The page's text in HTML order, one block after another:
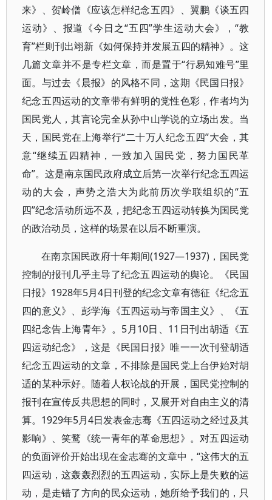
来》、贺岭僧《应该怎样纪念五四》、翼鹏《谈五四
运动》、报道《今日之“五四”学生运动大会》，“教
育”栏则刊出翊新《如何保持并发展五四的精神》。这
几篇文章并不是专栏文章，而是置于“行易知难号”里
面。与过去《晨报》的风格不同，这期《民国日报》
纪念五四运动的文章带有鲜明的党性色彩，作者均为
国民党人，其言论完全从孙中山学说的立场出发。当
天，国民党在上海举行“二十万人纪念五四”大会，其
意“继续五四精神，一致加入国民党，努力国民革
命”。这是南京国民政府成立后第一次举行纪念五四运
动的大会，声势之浩大为此前历次学联组织的“五
四”纪念活动所远不及，把纪念五四运动转换为国民党
的政治动员，这样的场景在以后不断重演。
在南京国民政府十年期间(1927—1937)，国民党
控制的报刊几乎主导了纪念五四运动的舆论。《民国
日报》1928年5月4日刊登的纪念文章有德征《纪念五
四的意义》、彭学海《五四运动与帝国主义》、《五
四纪念告上海青年》。5月10日、11日刊出胡适《五
四运动纪念》，这是《民国日报》唯一一次刊登胡适
纪念五四运动的文章，不排除是国民党上台伊始对胡
适的某种示好。随着人权论战的开展，国民党控制的
报刊在宣传反共思想的同时，又展开对自由主义的清
算。1929年5月4日发表金志骞《五四运动之经过及其
影响》、笑鹜《统一青年的革命思想》。对五四运动
的负面评价开始出现在金志骞的文章中，“这伟大的五
四运动，这轰轰烈烈的五四运动，实际上是失败的运
动，是走错了方向的民众运动，她所给予我们的，只